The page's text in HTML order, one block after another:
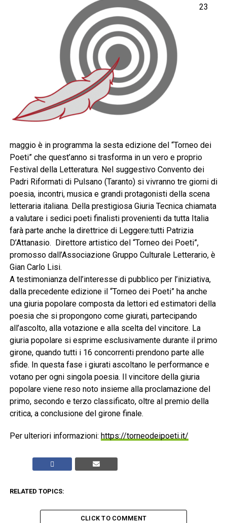
23
maggio è in programma la sesta edizione del “Torneo dei
Poeti” che quest’anno si trasforma in un vero e proprio
Festival della Letteratura. Nel suggestivo Convento dei
Padri Riformati di Pulsano (Taranto) si vivranno tre giorni di
poesia, incontri, musica e grandi protagonisti della scena
letteraria italiana. Della prestigiosa Giuria Tecnica chiamata
a valutare i sedici poeti finalisti provenienti da tutta Italia
farà parte anche la direttrice di Leggere:tutti Patrizia
D’Attanasio. Direttore artistico del “Torneo dei Poeti”,
promosso dall’Associazione Gruppo Culturale Letterario, è
Gian Carlo Lisi.
A testimonianza dell’interesse di pubblico per l’iniziativa,
dalla precedente edizione il “Torneo dei Poeti” ha anche
una giuria popolare composta da lettori ed estimatori della
poesia che si propongono come giurati, partecipando
all’ascolto, alla votazione e alla scelta del vincitore. La
giuria popolare si esprime esclusivamente durante il primo
girone, quando tutti i 16 concorrenti prendono parte alle
sfide. In questa fase i giurati ascoltano le performance e
votano per ogni singola poesia. Il vincitore della giuria
popolare viene reso noto insieme alla proclamazione del
primo, secondo e terzo classificato, oltre al premio della
critica, a conclusione del girone finale.
Per ulteriori informazioni: https://torneodeipoeti.it/
RELATED TOPICS:
CLICK TO COMMENT